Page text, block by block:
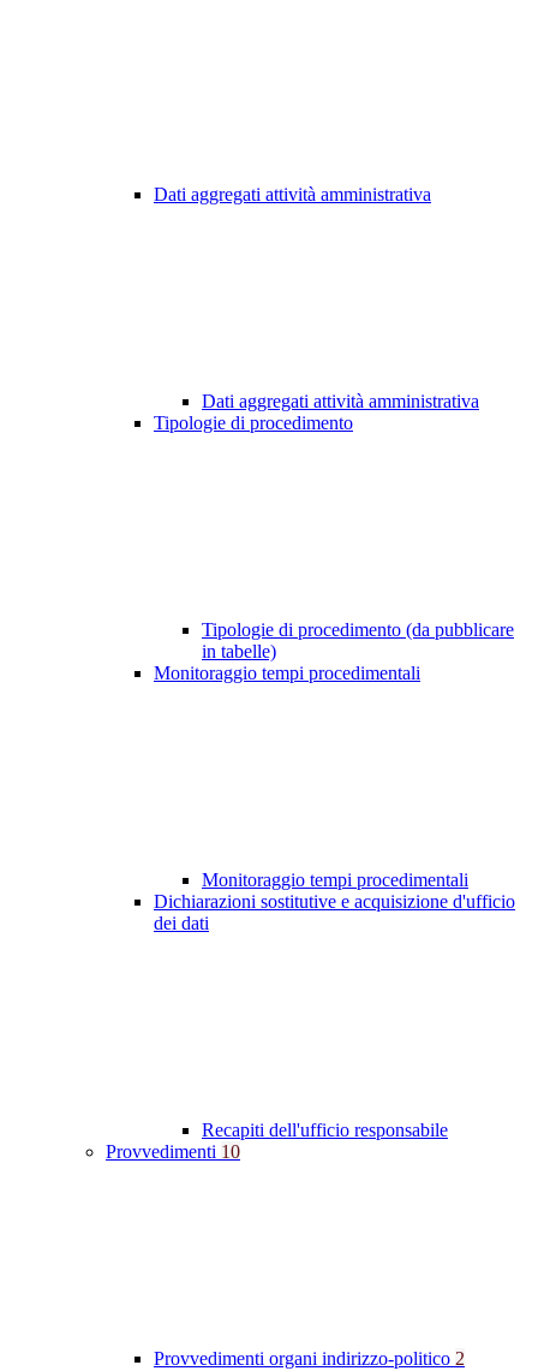
Dati aggregati attività amministrativa
Dati aggregati attività amministrativa
Tipologie di procedimento
Tipologie di procedimento (da pubblicare
in tabelle)
Monitoraggio tempi procedimentali
Monitoraggio tempi procedimentali
Dichiarazioni sostitutive e acquisizione d'ufficio
dei dati
Recapiti dell'ufficio responsabile
Provvedimenti 10
Provvedimenti organi indirizzo-politico 2